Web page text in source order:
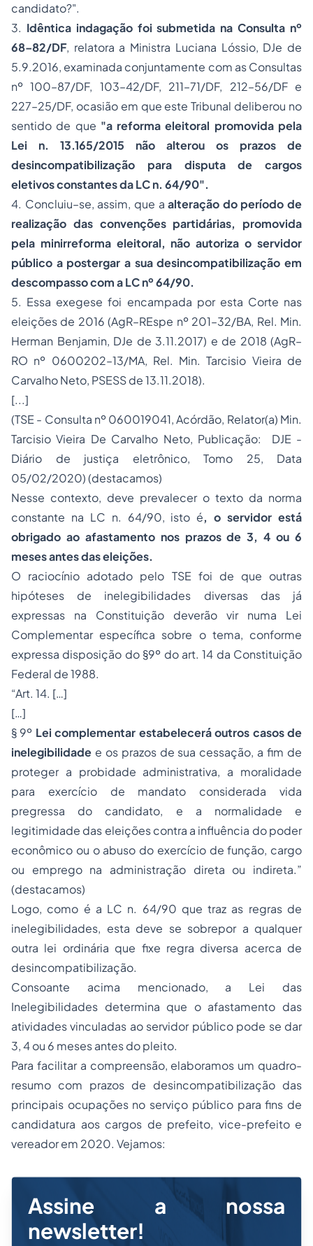
candidato?".
3. Idêntica indagação foi submetida na Consulta nº
68–82/DF, relatora a Ministra Luciana Lóssio, DJe de
5.9.2016, examinada conjuntamente com as Consultas
nº 100–87/DF, 103–42/DF, 211–71/DF, 212–56/DF e
227–25/DF, ocasião em que este Tribunal deliberou no
sentido de que "a reforma eleitoral promovida pela
Lei n. 13.165/2015 não alterou os prazos de
desincompatibilização para disputa de cargos
eletivos constantes da LC n. 64/90".
4. Concluiu–se, assim, que aalteração do período de
realização das convenções partidárias, promovida
pela minirreforma eleitoral, não autoriza o servidor
público a postergar a sua desincompatibilização em
descompasso com a LC nº 64/90.
5. Essa exegese foi encampada por esta Corte nas
eleições de 2016 (AgR–REspe nº 201–32/BA, Rel. Min.
Herman Benjamin, DJe de 3.11.2017) e de 2018 (AgR–
RO nº 0600202–13/MA, Rel. Min. Tarcisio Vieira de
Carvalho Neto, PSESS de 13.11.2018).
[...]
(TSE - Consulta nº 060019041, Acórdão, Relator(a) Min.
Tarcisio Vieira De Carvalho Neto, Publicação: DJE -
Diário de justiça eletrônico, Tomo 25, Data
05/02/2020) (destacamos)
Nesse contexto, deve prevalecer o texto da norma
constante na LC n. 64/90, isto é, o servidor está
obrigado ao afastamento nos prazos de 3, 4 ou 6
meses antes das eleições.
O raciocínio adotado pelo TSE foi de que outras
hipóteses de inelegibilidades diversas das já
expressas na Constituição deverão vir numa Lei
Complementar específica sobre o tema, conforme
expressa disposição do §9º do art. 14 da Constituição
Federal de 1988.
“Art. 14. […]
[…]
§ 9º Lei complementar estabelecerá outros casos de
inelegibilidade e os prazos de sua cessação, a fim de
proteger a probidade administrativa, a moralidade
para exercício de mandato considerada vida
pregressa do candidato, e a normalidade e
legitimidade das eleições contra a influência do poder
econômico ou o abuso do exercício de função, cargo
ou emprego na administração direta ou indireta.”
(destacamos)
Logo, como é a LC n. 64/90 que traz as regras de
inelegibilidades, esta deve se sobrepor a qualquer
outra lei ordinária que fixe regra diversa acerca de
desincompatibilização.
Consoante acima mencionado, a Lei das
Inelegibilidades determina que o afastamento das
atividades vinculadas ao servidor público pode se dar
3, 4 ou 6 meses antes do pleito.
Para facilitar a compreensão, elaboramos um quadro-
resumo com prazos de desincompatibilização das
principais ocupações no serviço público para fins de
candidatura aos cargos de prefeito, vice-prefeito e
vereador em 2020. Vejamos:
Assine a nossa
newsletter!